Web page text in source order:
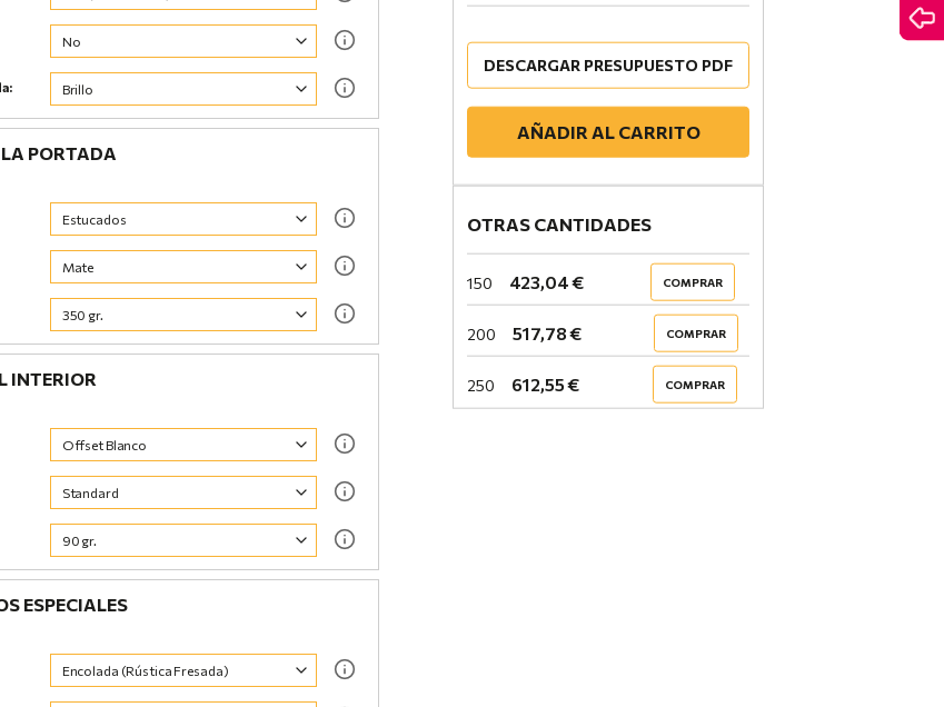
LA PORTADA
INTERIOR
ESPECIALES
DESCARGAR PRESUPUESTO PDF
AÑADIR AL CARRITO
OTRAS CANTIDADES
150 423,04 € COMPRAR
200 517,78 € COMPRAR
250 612,55 € COMPRAR